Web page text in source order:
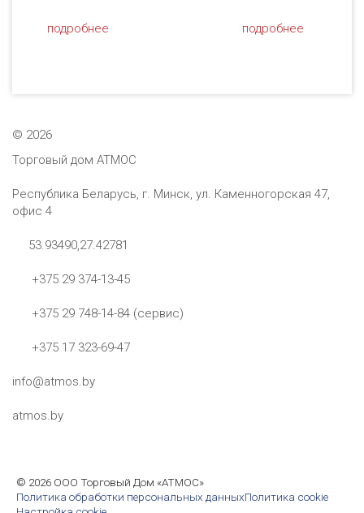
подробнее подробнее
© 2026
Торговый дом АТМОС
Республика Беларусь, г. Минск, ул. Каменногорская 47,
офис 4
53.93490,27.42781
+375 29 374-13-45
+375 29 748-14-84 (сервис)
+375 17 323-69-47
info@atmos.by
atmos.by
© 2026 ООО Торговый Дом «АТМОС»
Политика обработки персональных данныхПолитика cookie